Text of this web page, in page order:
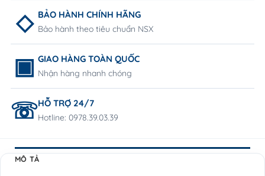
BẢO HÀNH CHÍNH HÃNG
Bảo hành theo tiêu chuẩn NSX
GIAO HÀNG TOÀN QUỐC
Nhận hàng nhanh chóng
HỖ TRỢ 24/7
Hotline: 0978.39.03.39
MÔ TẢ